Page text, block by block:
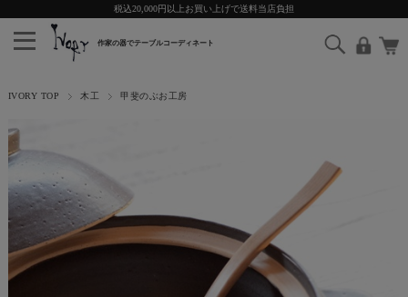
税込20,000円以上お買い上げで送料当店負担
IVORY TOP 木工 甲斐のぶお工房